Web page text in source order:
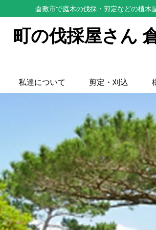
倉敷市で庭木の伐採・剪定などの植
町の伐採屋さん
私達について 剪定・刈込